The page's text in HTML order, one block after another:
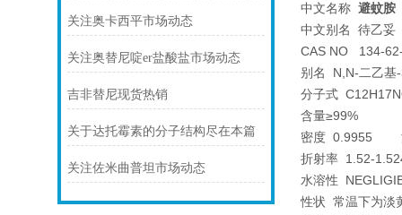
关注奥卡西平市场动态
关注奥替尼啶er盐酸盐市场动态
吉非替尼现货热销
关于达托霉素的分子结构尽在本篇
关注佐米曲普坦市场动态
中文名称 避蚊胺
中文别名 待乙妥
CAS NO 134-
别名 N,N-二乙基
分子式
含量≥99%
密度 0.9955 沸
折射率 1.52-
水溶性
性状 常温下为淡